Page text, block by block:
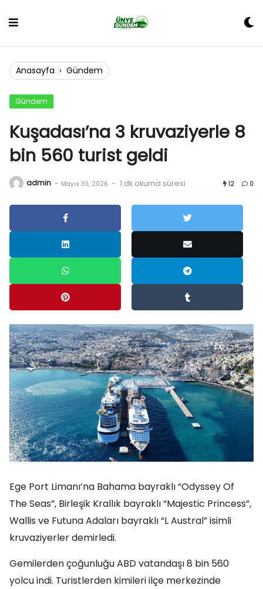
Anasayfa › Gündem
Gündem
Kuşadası’na 3 kruvaziyerle 8
bin 560 turist geldi
admin - Mayıs 30, 2026 - 1 dk okuma süresi 12 0
Ege Port Limanı’na Bahama bayraklı “Odyssey Of
The Seas”, Birleşik Krallık bayraklı “Majestic Princess”,
Wallis ve Futuna Adaları bayraklı “L Austral” isimli
kruvaziyerler demirledi.
Gemilerden çoğunluğu ABD vatandaşı 8 bin 560
yolcu indi. Turistlerden kimileri ilçe merkezinde